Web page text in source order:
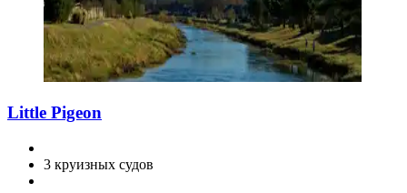
Little Pigeon
3 круизных судов